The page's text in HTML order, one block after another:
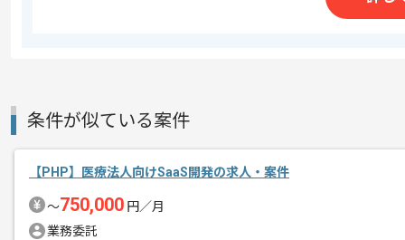
2024/01/26
メント
今回はデバイス管理システム開発に携
PHPを用いた開発経験を活かしたい方に
条件が似ている案件
【PHP】医療法人向けSaaS開発の求人・案件
〜750,000 円／月
業務委託